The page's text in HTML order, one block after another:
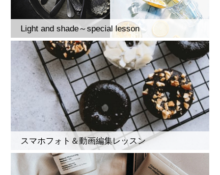
Light and shade～special lesson
スマホフォト＆動画編集レッスン